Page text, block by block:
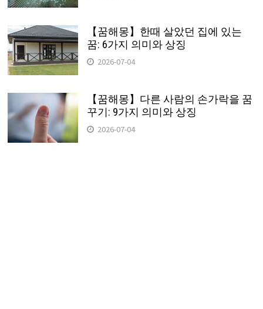
【꿈해몽】한때 살았던 집에 있는
꿈: 6가지 의미와 상징
2026-07-04
【꿈해몽】다른 사람의 손가락을 꿈
꾸기: 9가지 의미와 상징
2026-07-04